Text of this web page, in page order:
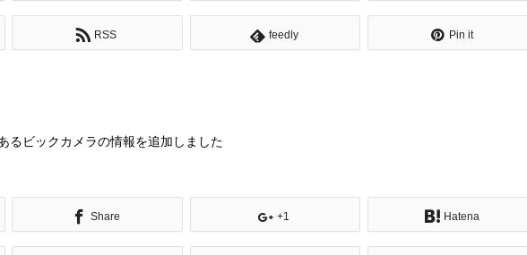
RSS feedly Pin it
るビックカメラの情報を追加しました
Share +1 Hatena